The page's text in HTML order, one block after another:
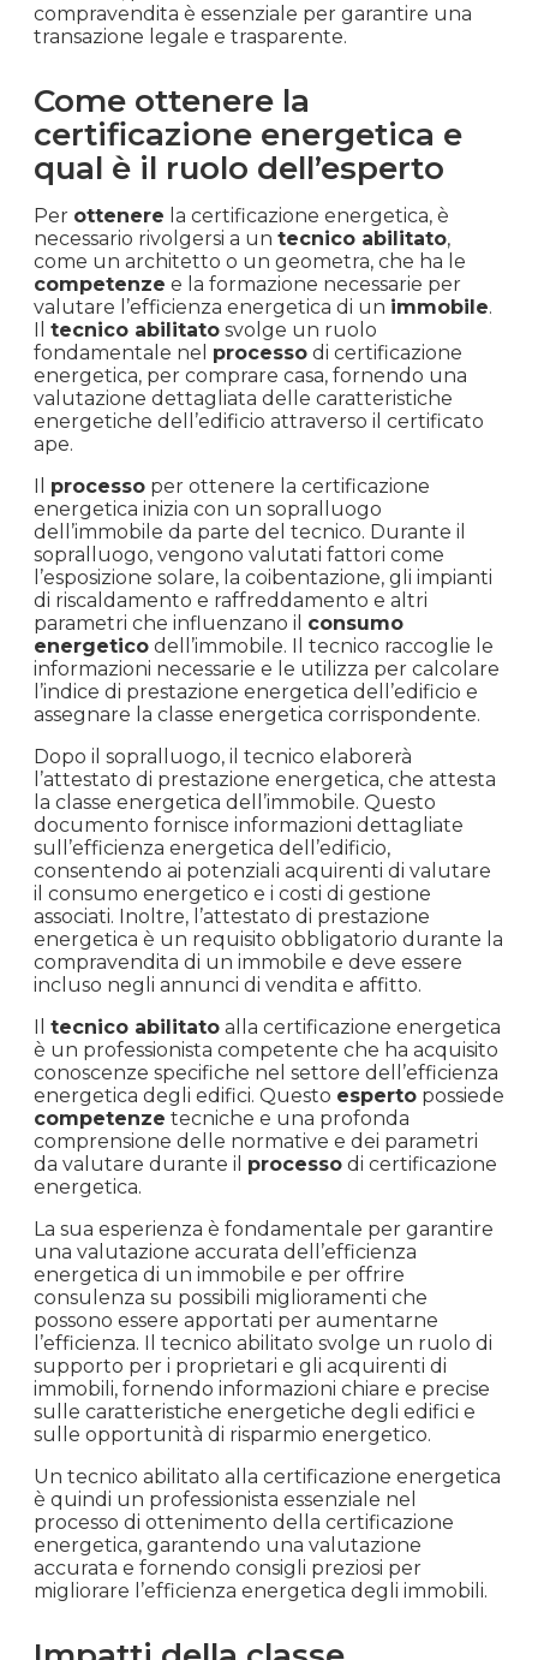
L’Attestato di Prestazione Energetica svolge un
ruolo fondamentale durante la fase di
informazioni dettagliate sull’efficienza
energetica dell’immobile, inclusa la classe
energetica. Queste informazioni possono
influenzare la decisione degli acquirenti, poiché
un’alta classe energetica indica un’efficienza
energetica superiore e costi di gestione più bassi.
Pertanto, presentare l’APE durante la
compravendita è essenziale per garantire una
transazione legale e trasparente.
Come ottenere la
certificazione energetica e
qual è il ruolo dell’esperto
Per
necessario rivolgersi a un tecnico abilitato
come un architetto o un geometra, che ha le
competenze e la formazione necessarie per
valutare l’efficienza energetica di un immobile
Iltecnico abilitato svolge un ruolo
fondamentale nel processodi certificazione
energetica, per comprare casa, fornendo una
valutazione dettagliata delle caratteristiche
energetiche dell’edificio attraverso il certificato
ape.
processo
per ottenere la certificazione
energetica inizia con un sopralluogo
dell’immobile da parte del tecnico. Durante il
sopralluogo, vengono valutati fattori come
l’esposizione solare, la coibentazione, gli impianti
di riscaldamento e raffreddamento e altri
parametri che influenzano ilconsumo
energeticodell’immobile. Il tecnico raccoglie le
informazioni necessarie e le utilizza per calcolare
l’indice di prestazione energetica dell’edificio e
assegnare la classe energetica corrispondente.
Dopo il sopralluogo, il tecnico elaborerà
l’attestato di prestazione energetica, che attesta
la classe energetica dell’immobile. Questo
documento fornisce informazioni dettagliate
sull’efficienza energetica dell’edificio,
consentendo ai potenziali acquirenti di valutare
il consumo energetico e i costi di gestione
associati. Inoltre, l’attestato di prestazione
energetica è un requisito obbligatorio durante la
incluso negli annunci di vendita e affitto.
Iltecnico abilitatoalla certificazione energetica
è un professionista competente che ha acquisito
conoscenze specifiche nel settore dell’efficienza
energetica degli edifici. Questoesperto possiede
competenze tecniche e una profonda
comprensione delle normative e dei parametri
da valutare durante ilprocessodi certificazione
energetica.
La sua esperienza è fondamentale per garantire
una valutazione accurata dell’efficienza
energetica di un immobile e per offrire
consulenza su possibili miglioramenti che
possono essere apportati per aumentarne
l’efficienza. Il tecnico abilitato svolge un ruolo di